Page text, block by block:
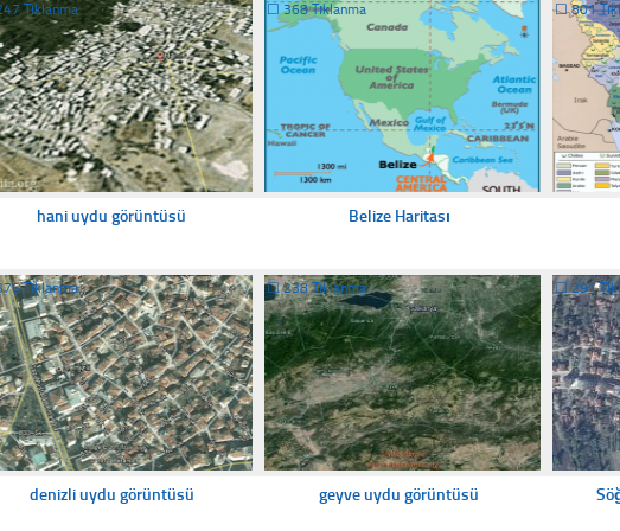
Tıklanma
hani uydu görüntüsü
☐368 Tıklanma
Belize Haritası
☐801
Tıklanma
denizli uydu görüntüsü
☐238 Tıklanma
geyve uydu görüntüsü
☐291